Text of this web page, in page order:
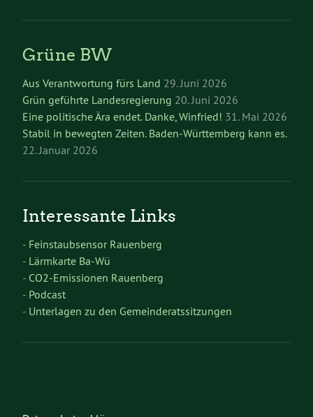
Grüne BW
Aus Verantwortung fürs Land 29. Juni 2026
Grün geführte Landesregierung 20. Juni 2026
Eine politische Ära endet. Danke, Winfried! 31. Mai 2026
Stabil in bewegten Zeiten. Baden-Württemberg kann es.
22. Januar 2026
Interessante Links
- Feinstaubsensor Rauenberg
- Lärmkarte Ba-Wü
- CO2-Emissionen Rauenberg
- Podcast
- Unterlagen zu den Gemeinderatssitzungen